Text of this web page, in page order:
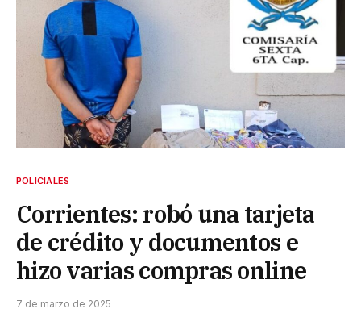
POLICIALES
Corrientes: robó una tarjeta
de crédito y documentos e
hizo varias compras online
7 de marzo de 2025